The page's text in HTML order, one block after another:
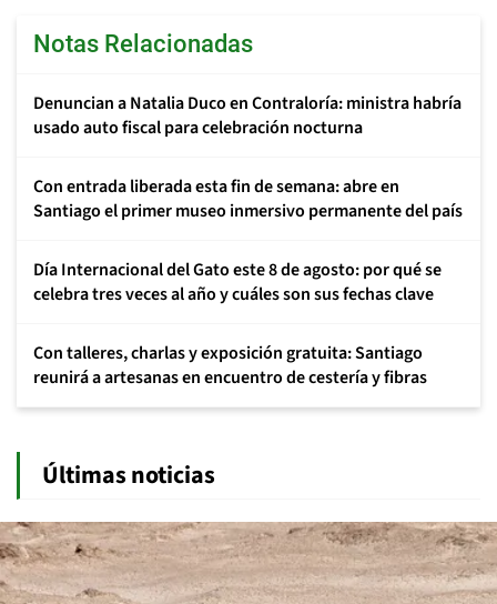
Notas Relacionadas
Denuncian a Natalia Duco en Contraloría: ministra habría
usado auto fiscal para celebración nocturna
Con entrada liberada esta fin de semana: abre en
Santiago el primer museo inmersivo permanente del país
Día Internacional del Gato este 8 de agosto: por qué se
celebra tres veces al año y cuáles son sus fechas clave
Con talleres, charlas y exposición gratuita: Santiago
reunirá a artesanas en encuentro de cestería y fibras
Últimas noticias